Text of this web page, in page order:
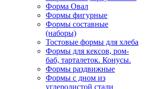
Форма Овал
Формы фигурные
Формы составные
(наборы)
Тостовые формы для хлеба
Формы для кексов, ром-
баб, тарталеток. Конусы.
Формы раздвижные
Формы с дном из
углеродистой стали